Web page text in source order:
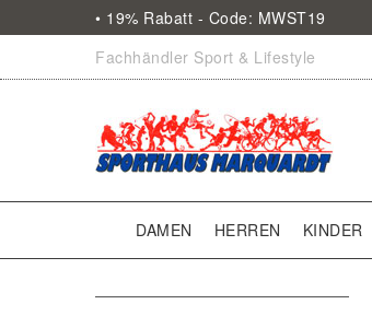
• 19% Rabatt - Code: MWST19
Fachhändler Sport & Lifestyle
DAMEN HERREN KINDER